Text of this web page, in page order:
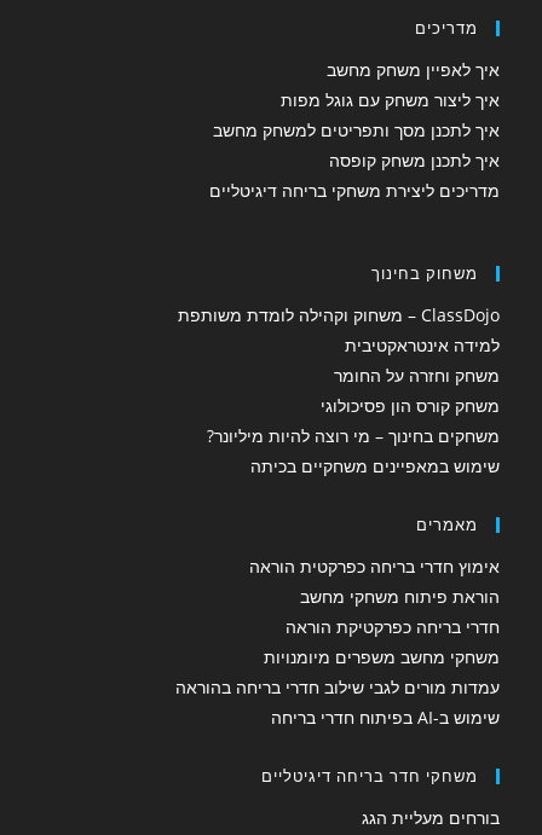
מדריכים
איך לאפיין משחק מחשב
איך ליצור משחק עם גוגל מפות
איך לתכנן מסך ותפריטים למשחק מחשב
איך לתכנן משחק קופסה
מדריכים ליצירת משחקי בריחה דיגיטליים
משחוק בחינוך
ClassDojo – משחוק וקהילה לומדת משותפת
למידה אינטראקטיבית
משחק וחזרה על החומר
משחק קורס הון פסיכולוגי
משחקים בחינוך – מי רוצה להיות מיליונר?
שימוש במאפיינים משחקיים בכיתה
מאמרים
אימוץ חדרי בריחה כפרקטית הוראה
הוראת פיתוח משחקי מחשב
חדרי בריחה כפרקטיקת הוראה
משחקי מחשב משפרים מיומנויות
עמדות מורים לגבי שילוב חדרי בריחה בהוראה
שימוש ב-AI בפיתוח חדרי בריחה
משחקי חדר בריחה דיגיטליים
בורחים מעליית הגג